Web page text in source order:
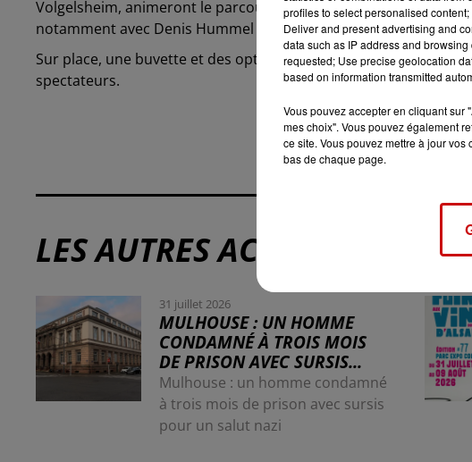
Volgelsheim, animeront le parcours. L'arrivée à la salle
notamment avec Denis Hummel et les Tempo Kids de Wattwiller.
Sur place, une buvette et des options de restauration légère
spectateurs.
LES AUTRES ACTUALITÉS
31 juillet 2026
MULHOUSE : UN HOMME
CONDAMNÉ À TROIS MOIS
DE PRISON AVEC SURSIS...
Mulhouse : un homme condamné
à trois mois de prison avec sursis
pour un salut nazi
profiles to select personalised
Deliver and present advertising and
data such as IP address and
requested; Use precise geolocation
based on information transmitted
Vous pouvez accepter en cliquant sur
mes choix". Vous pouvez également
ce site. Vous pouvez mettre à jour
bas de chaque page.